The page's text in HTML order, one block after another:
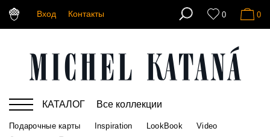
Вход Контакты 0 0
КАТАЛОГ Все коллекции
Подарочные карты Inspiration LookBook
Video